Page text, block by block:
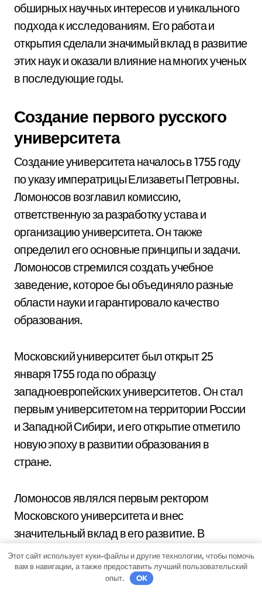
обширных научных интересов и уникального
подхода к исследованиям. Его работа и
открытия сделали значимый вклад в развитие
этих наук и оказали влияние на многих ученых
в последующие годы.
Создание первого русского
университета
Создание университета началось в 1755 году
по указу императрицы Елизаветы Петровны.
Ломоносов возглавил комиссию,
ответственную за разработку устава и
организацию университета. Он также
определил его основные принципы и задачи.
Ломоносов стремился создать учебное
заведение, которое бы объединяло разные
области науки и гарантировало качество
образования.
Московский университет был открыт 25
января 1755 года по образцу
западноевропейских университетов. Он стал
первым университетом на территории России
и Западной Сибири, и его открытие отметило
новую эпоху в развитии образования в
стране.
Ломоносов являлся первым ректором
Московского университета и внес
значительный вклад в его развитие. В
университете производилось множество
научных исследований и проводились уроки,
которые привлекали многих студентов и
Этот сайт использует куки-файлы и другие технологии, чтобы помочь
вам в навигации, а также предоставить лучший пользовательский
опыт.
OK